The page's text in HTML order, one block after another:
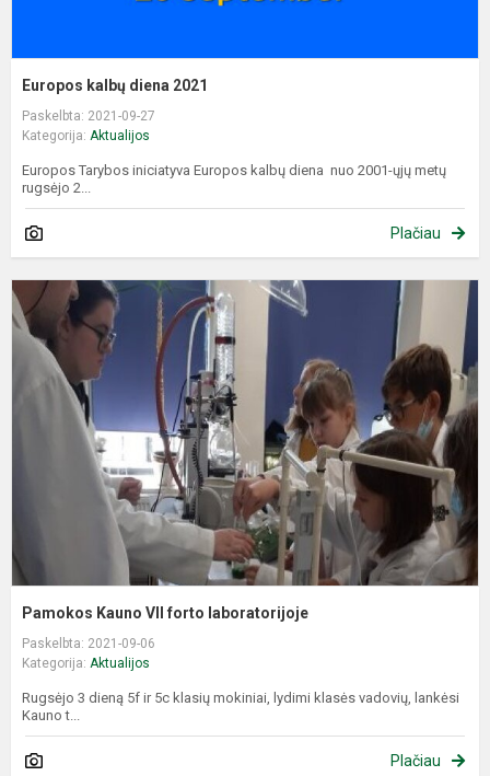
Europos kalbų diena 2021
Paskelbta: 2021-09-27
Kategorija: Aktualijos
Europos Tarybos iniciatyva Europos kalbų diena nuo 2001-ųjų metų
rugsėjo 2...
Plačiau
Pamokos Kauno VII forto laboratorijoje
Paskelbta: 2021-09-06
Kategorija: Aktualijos
Rugsėjo 3 dieną 5f ir 5c klasių mokiniai, lydimi klasės vadovių, lankėsi
Kauno t...
Plačiau